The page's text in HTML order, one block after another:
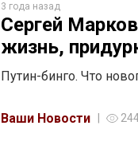
3 года назад
Сергей
жизнь,
Путин-бинго. Что
Ваши Новости